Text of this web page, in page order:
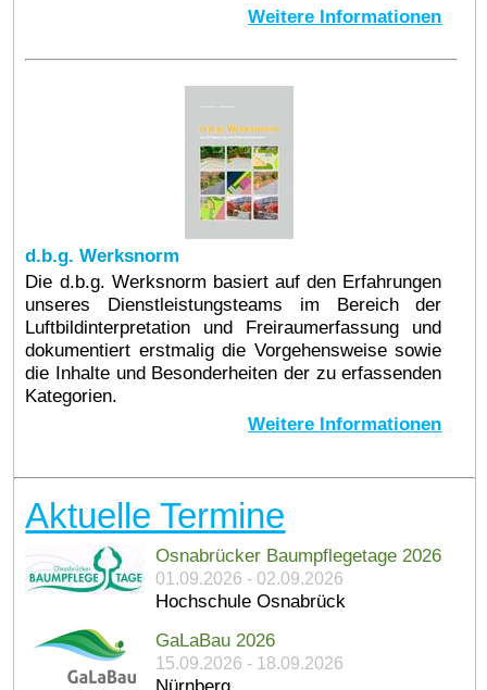
Weitere Informationen
d.b.g. Werksnorm
Die d.b.g. Werksnorm basiert auf den Erfahrungen
unseres Dienstleistungsteams im Bereich der
Luftbildinterpretation und Freiraumerfassung und
dokumentiert erstmalig die Vorgehensweise sowie
die Inhalte und Besonderheiten der zu erfassenden
Kategorien.
Weitere Informationen
Aktuelle Termine
Osnabrücker Baumpflegetage 2026
01.09.2026 - 02.09.2026
Hochschule Osnabrück
GaLaBau 2026
15.09.2026 - 18.09.2026
Nürnberg